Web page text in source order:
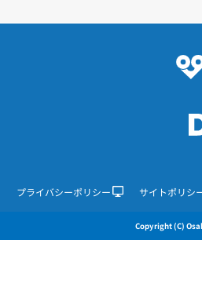
プライバシーポリシー サイトポリシ
Copyright (C)